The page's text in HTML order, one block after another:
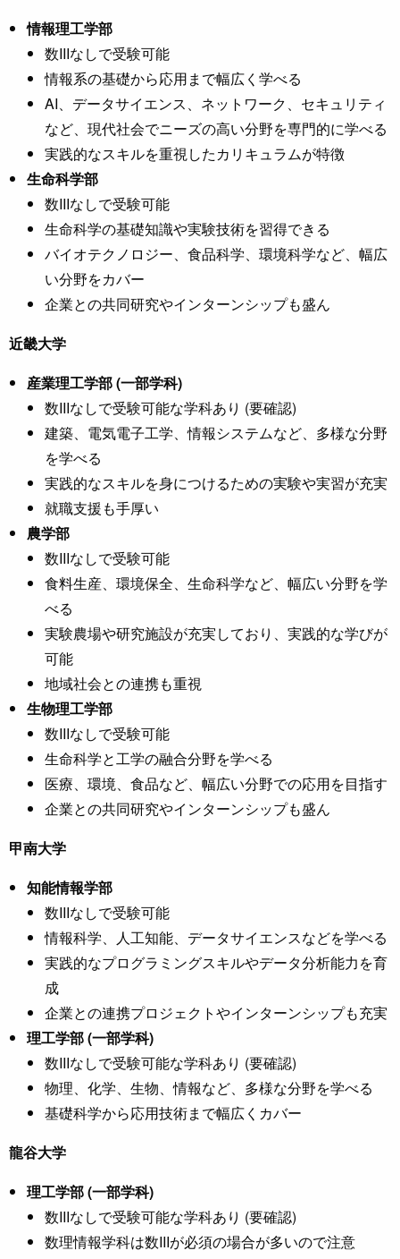
情報理工学部
数IIIなしで受験可能
情報系の基礎から応用まで幅広く学べる
AI、データサイエンス、ネットワーク、セキュリティ
など、現代社会でニーズの高い分野を専門的に学べる
実践的なスキルを重視したカリキュラムが特徴
生命科学部
数IIIなしで受験可能
生命科学の基礎知識や実験技術を習得できる
バイオテクノロジー、食品科学、環境科学など、幅広
い分野をカバー
企業との共同研究やインターンシップも盛ん
近畿大学
産業理工学部 (一部学科)
数IIIなしで受験可能な学科あり (要確認)
建築、電気電子工学、情報システムなど、多様な分野
を学べる
実践的なスキルを身につけるための実験や実習が充実
就職支援も手厚い
農学部
数IIIなしで受験可能
食料生産、環境保全、生命科学など、幅広い分野を学
べる
実験農場や研究施設が充実しており、実践的な学びが
可能
地域社会との連携も重視
生物理工学部
数IIIなしで受験可能
生命科学と工学の融合分野を学べる
医療、環境、食品など、幅広い分野での応用を目指す
企業との共同研究やインターンシップも盛ん
甲南大学
知能情報学部
数IIIなしで受験可能
情報科学、人工知能、データサイエンスなどを学べる
実践的なプログラミングスキルやデータ分析能力を育
成
企業との連携プロジェクトやインターンシップも充実
理工学部 (一部学科)
数IIIなしで受験可能な学科あり (要確認)
物理、化学、生物、情報など、多様な分野を学べる
基礎科学から応用技術まで幅広くカバー
龍谷大学
理工学部 (一部学科)
数IIIなしで受験可能な学科あり (要確認)
数理情報学科は数IIIが必須の場合が多いので注意